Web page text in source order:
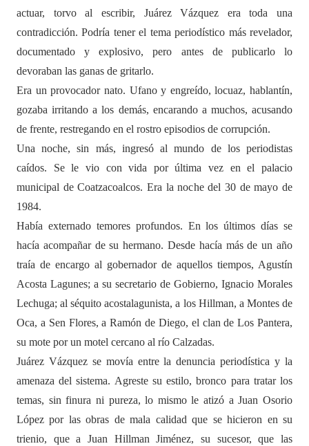
actuar, torvo al escribir, Juárez Vázquez era toda una
contradicción. Podría tener el tema periodístico más revelador,
documentado y explosivo, pero antes de publicarlo lo
devoraban las ganas de gritarlo.
Era un provocador nato. Ufano y engreído, locuaz, hablantín,
gozaba irritando a los demás, encarando a muchos, acusando
de frente, restregando en el rostro episodios de corrupción.
Una noche, sin más, ingresó al mundo de los periodistas
caídos. Se le vio con vida por última vez en el palacio
municipal de Coatzacoalcos. Era la noche del 30 de mayo de
1984.
Había externado temores profundos. En los últimos días se
hacía acompañar de su hermano. Desde hacía más de un año
traía de encargo al gobernador de aquellos tiempos, Agustín
Acosta Lagunes; a su secretario de Gobierno, Ignacio Morales
Lechuga; al séquito acostalagunista, a los Hillman, a Montes de
Oca, a Sen Flores, a Ramón de Diego, el clan de Los Pantera,
su mote por un motel cercano al río Calzadas.
Juárez Vázquez se movía entre la denuncia periodística y la
amenaza del sistema. Agreste su estilo, bronco para tratar los
temas, sin finura ni pureza, lo mismo le atizó a Juan Osorio
López por las obras de mala calidad que se hicieron en su
trienio, que a Juan Hillman Jiménez, su sucesor, que las